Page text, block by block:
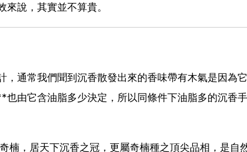
說，其實並不算貴。
通常我們聞到沉香散發出來的香味帶有木氣是因為
由它含油脂多少決定，所以同條件下油脂多的沉香
，居天下沉香之冠，更屬奇楠種之頂尖品相，是自